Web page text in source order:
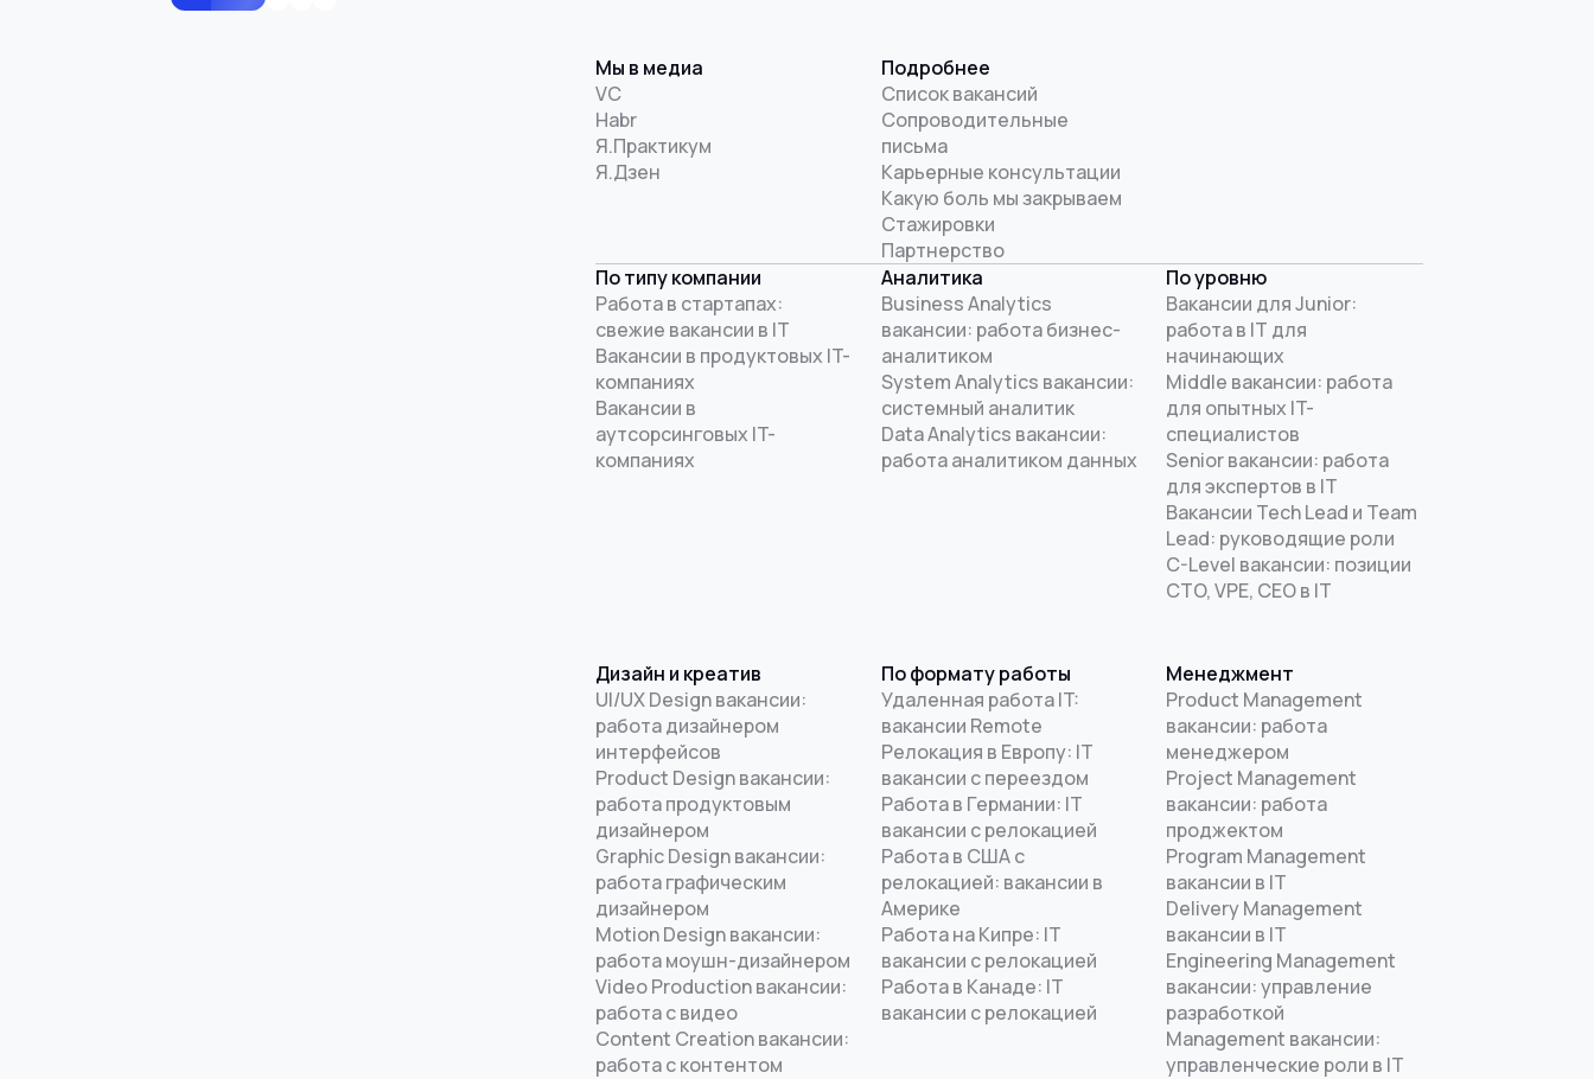
Мы в медиа
VC
Habr
Я.Практикум
Я.Дзен
Подробнее
Список вакансий
Сопроводительные
письма
Карьерные консультации
Какую боль мы закрываем
Стажировки
Партнерство
По типу компании
Работа в стартапах:
свежие вакансии в IT
Вакансии в продуктовых IT-
компаниях
Вакансии в
аутсорсинговых IT-
компаниях
Аналитика
Business Analytics
вакансии: работа бизнес-
аналитиком
System Analytics вакансии:
системный аналитик
Data Analytics вакансии:
работа аналитиком данных
По уровню
Вакансии для Junior:
работа в IT для
начинающих
Middle вакансии: работа
для опытных IT-
специалистов
Senior вакансии: работа
для экспертов в IT
Вакансии Tech Lead и Team
Lead: руководящие роли
C-Level вакансии: позиции
CTO, VPE, CEO в IT
Дизайн и креатив
UI/UX Design вакансии:
работа дизайнером
интерфейсов
Product Design вакансии:
работа продуктовым
дизайнером
Graphic Design вакансии:
работа графическим
дизайнером
Motion Design вакансии:
работа моушн-дизайнером
Video Production вакансии:
работа с видео
Content Creation вакансии:
работа с контентом
По формату работы
Удаленная работа IT:
вакансии Remote
Релокация в Европу: IT
вакансии с переездом
Работа в Германии: IT
вакансии с релокацией
Работа в США с
релокацией: вакансии в
Америке
Работа на Кипре: IT
вакансии с релокацией
Работа в Канаде: IT
вакансии с релокацией
Менеджмент
Product Management
вакансии: работа
менеджером
Project Management
вакансии: работа
проджектом
Program Management
вакансии в IT
Delivery Management
вакансии в IT
Engineering Management
вакансии: управление
разработкой
Management вакансии:
управленческие роли в IT